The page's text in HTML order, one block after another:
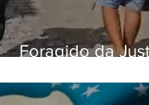
Foragido da
RJ-106, em